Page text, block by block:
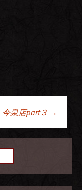
ショ
今泉店part３ →